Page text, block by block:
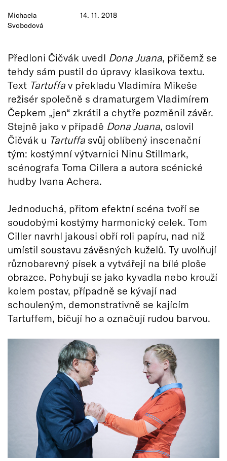
Michaela
Svobodová
14. 11. 2018
Předloni Čičvák uvedl Dona Juana, přičemž se
tehdy sám pustil do úpravy klasikova textu.
Text Tartuffa v překladu Vladimíra Mikeše
režisér společně s dramaturgem Vladimírem
Čepkem „jen“ zkrátil a chytře pozměnil závěr.
Stejně jako v případě Dona Juana, oslovil
Čičvák u Tartuffa svůj oblíbený inscenační
tým: kostýmní výtvarnici Ninu Stillmark,
scénografa Toma Cillera a autora scénické
hudby Ivana Achera.
Jednoduchá, přitom efektní scéna tvoří se
soudobými kostýmy harmonický celek. Tom
Ciller navrhl jakousi obří roli papíru, nad niž
umístil soustavu závěsných kuželů. Ty uvolňují
různobarevný písek a vytvářejí na bílé ploše
obrazce. Pohybují se jako kyvadla nebo krouží
kolem postav, případně se kývají nad
schouleným, demonstrativně se kajícím
Tartuffem, bičují ho a označují rudou barvou.